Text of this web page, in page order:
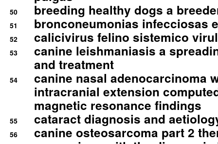
50 breeding healthy dogs a
51 bronconeumonias infecciosas
52 calicivirus felino sistemico
53
canine leishmaniasis a
and treatment
54
canine nasal adenocarcinoma
intracranial extension
magnetic resonance findings
55 cataract diagnosis and
56
canine osteosarcoma part 2